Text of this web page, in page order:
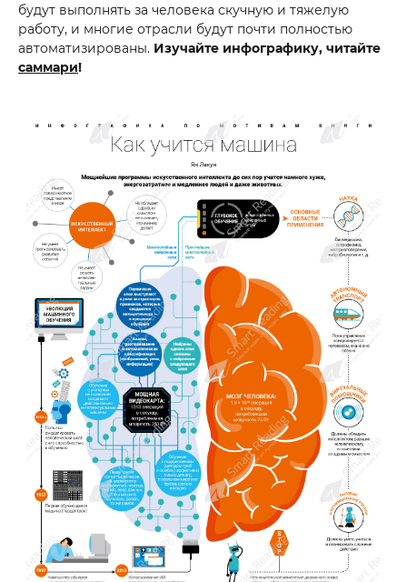
будут выполнять за человека скучную и тяжелую
работу, и многие отрасли будут почти полностью
автоматизированы. Изучайте инфографику, читайте
саммари!